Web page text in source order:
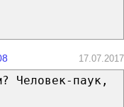
17.07.2017
Человек-паук,